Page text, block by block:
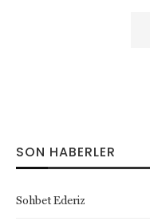
SON HABERLER
Sohbet Ederiz